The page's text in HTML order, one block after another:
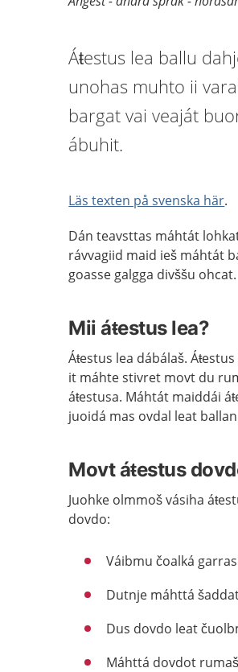
Áŧestus lea ballu
unohas muhto ii
bargat vai veaját
ábuhit.
Läs texten på svenska här.
Dán teavsttas máhtát
rávvagiid maid ieš máhtát
goasse galgga divššu ohcat.
Mii áŧestus lea?
Áŧestus lea dábálaš.
it máhte stivret movt du
áŧestusa. Máhtát maiddái
juoidá mas ovdal leat
Movt áŧestus
Juohke olmmoš vásiha
dovdo:
Váibmu čoalká
Dutnje máhttá
Dus dovdo leat
Máhttá dovdot